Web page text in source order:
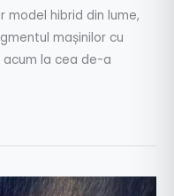
model hibrid din lume,
mașinilor cu
acum la cea de-a